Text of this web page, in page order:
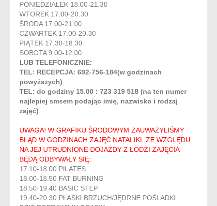
PONIEDZIAŁEK 18.00-21.30
WTOREK 17.00-20.30
ŚRODA 17.00-21.00
CZWARTEK 17.00-20.30
PIĄTEK 17.30-18.30
SOBOTA 9.00-12.00
LUB TELEFONICZNIE:
TEL: RECEPCJA: 692-756-184(w godzinach
powyższych)
TEL: do godziny 15.00 : 723 319 518 (na ten numer
najlepiej smsem podając imię, nazwisko i rodzaj
zajęć)
UWAGA! W GRAFIKU ŚRODOWYM ZAUWAŻYLIŚMY
BŁĄD W GODZINACH ZAJĘĆ NATALIKI. ZE WZGLĘDU
NA JEJ UTRUDNIONE DOJAZDY Z ŁODZI ZAJĘCIA
BĘDĄ ODBYWAŁY SIĘ:
17.10-18.00 PILATES
18.00-18.50 FAT BURNING
18.50-19.40 BASIC STEP
19.40-20.30 PŁASKI BRZUCH/JĘDRNE POŚLADKI